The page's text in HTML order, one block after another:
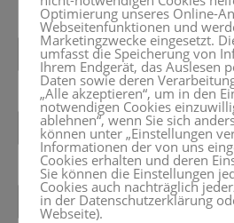
Optimierung unseres Online-
Webseitenfunktionen und
Marketingzwecke eingesetzt.
umfasst die Speicherung von
Ihrem Endgerät, das Auslesen
Daten sowie deren
„Alle akzeptieren“, um in den
notwendigen Cookies
ablehnen“, wenn Sie sich
können unter „Einstellungen
Informationen der von uns
Cookies erhalten und deren
Sie können die Einstellungen
Cookies auch nachträglich
in der Datenschutzerklärung
Webseite).